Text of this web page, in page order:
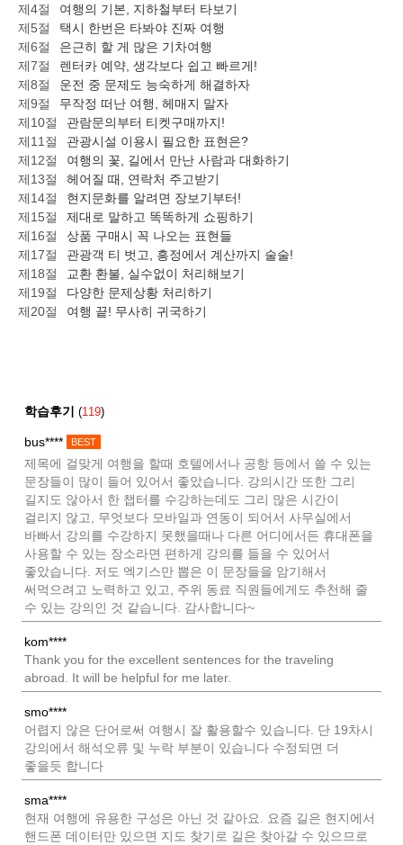
제4절
여행의 기본, 지하철부터 타보기
제5절
택시 한번은 타봐야 진짜 여행
제6절
은근히 할 게 많은 기차여행
제7절
렌터카 예약, 생각보다 쉽고 빠르게!
제8절
운전 중 문제도 능숙하게 해결하자
제9절
무작정 떠난 여행, 헤매지 말자
제10절
관람문의부터 티켓구매까지!
제11절
관광시설 이용시 필요한 표현은?
제12절
여행의 꽃, 길에서 만난 사람과 대화하기
제13절
헤어질 때, 연락처 주고받기
제14절
현지문화를 알려면 장보기부터!
제15절
제대로 말하고 똑똑하게 쇼핑하기
제16절
상품 구매시 꼭 나오는 표현들
제17절
관광객 티 벗고, 흥정에서 계산까지 술술!
제18절
교환 환불, 실수없이 처리해보기
제19절
다양한 문제상황 처리하기
제20절
여행 끝! 무사히 귀국하기
학습후기 (119)
bus**** BEST
제목에 걸맞게 여행을 할때 호텔에서나 공항 등에서 쓸 수 있는
문장들이 많이 들어 있어서 좋았습니다. 강의시간 또한 그리
길지도 않아서 한 챕터를 수강하는데도 그리 많은 시간이
걸리지 않고, 무엇보다 모바일과 연동이 되어서 사무실에서
바빠서 강의를 수강하지 못했을때나 다른 어디에서든 휴대폰을
사용할 수 있는 장소라면 편하게 강의를 들을 수 있어서
좋았습니다. 저도 엑기스만 뽑은 이 문장들을 암기해서
써먹으려고 노력하고 있고, 주위 동료 직원들에게도 추천해 줄
수 있는 강의인 것 같습니다. 감사합니다~
kom****
Thank you for the excellent sentences for the traveling
abroad. It will be helpful for me later.
smo****
어렵지 않은 단어로써 여행시 잘 활용할수 있습니다. 단 19차시
강의에서 해석오류 및 누락 부분이 있습니다 수정되면 더
좋을듯 합니다
sma****
현재 여행에 유용한 구성은 아닌 것 같아요. 요즘 길은 현지에서
핸드폰 데이터만 있으면 지도 찾기로 길은 찾아갈 수 있으므로